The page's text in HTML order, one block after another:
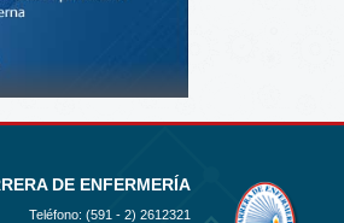
DE ENFERMERÍA
Teléfono: (591 - 2) 2612321